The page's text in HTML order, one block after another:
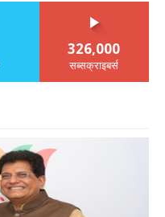
326,000
सब्सक्राइबर्स